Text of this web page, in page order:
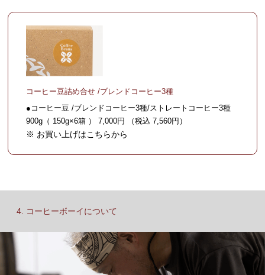
コーヒー豆詰め合せ /ブレンドコーヒー3種
●コーヒー豆 /ブレンドコーヒー3種/ストレートコーヒー3種
900g（ 150g×6箱 ） 7,000円 （税込 7,560円）
※ お買い上げはこちらから
4. コーヒーボーイについて